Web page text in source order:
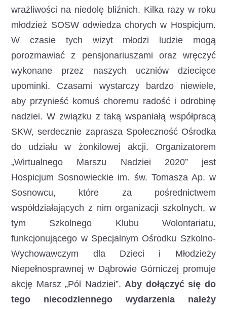
wrażliwości na niedolę bliźnich. Kilka razy w roku
młodzież SOSW odwiedza chorych w Hospicjum.
W czasie tych wizyt młodzi ludzie mogą
porozmawiać z pensjonariuszami oraz wręczyć
wykonane przez naszych uczniów dziecięce
upominki. Czasami wystarczy bardzo niewiele,
aby przynieść komuś choremu radość i odrobinę
nadziei. W związku z taką wspaniałą współpracą
SKW, serdecznie zaprasza Społeczność Ośrodka
do udziału w żonkilowej akcji. Organizatorem
„Wirtualnego Marszu Nadziei 2020” jest
Hospicjum Sosnowieckie im. św. Tomasza Ap. w
Sosnowcu, które za pośrednictwem
współdziałających z nim organizacji szkolnych, w
tym Szkolnego Klubu Wolontariatu,
funkcjonującego w Specjalnym Ośrodku Szkolno-
Wychowawczym dla Dzieci i Młodzieży
Niepełnosprawnej w Dąbrowie Górniczej promuje
akcję Marsz „Pól Nadziei”.Aby dołączyć się do
tego niecodziennego wydarzenia należy